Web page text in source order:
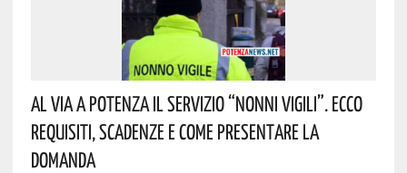
Al Via A Potenza Il Servizio “Nonni Vigili”. Ecco
Requisiti, Scadenze E Come Presentare La
Domanda